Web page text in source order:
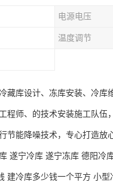
电源电压
温度调节
库设计、冻库安装、冷库
程师、的技术安装施工队
能降噪技术，专心打造放
宁冷库 遂宁冻库 德阳冷
冷库多少钱一个平方 小